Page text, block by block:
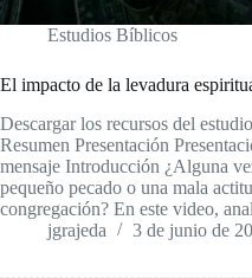
Estudios Bíblicos
El impacto de la levadura
Descargar los recursos del
Resumen Presentación
mensaje Introducción ¿Alguna
pequeño pecado o una mala
congregación? En este video,
jgrajeda
3 de junio de